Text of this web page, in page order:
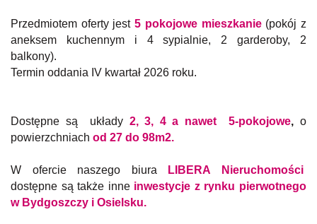
Przedmiotem oferty jest5 pokojowe mieszkanie(pokój z
aneksem kuchennym i 4 sypialnie, 2 garderoby, 2
balkony).
Termin oddania IV kwartał 2026 roku.
Dostępne są układy 2, 3, 4 a nawet 5-pokojowe,o
powierzchniach od 27 do 98m2.
W ofercie naszego biura
LIBERA Nieruchomości
dostępne są także inneinwestycje z rynku pierwotnego
w Bydgoszczy i Osielsku.